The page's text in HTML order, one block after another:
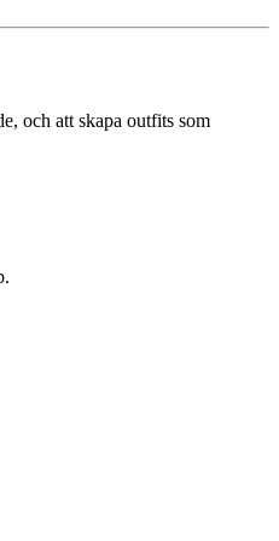
och att skapa outfits som